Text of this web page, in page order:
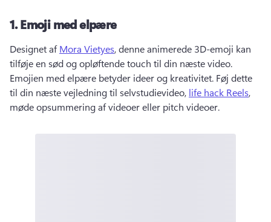
1.Emoji med elpære
Designet af Mora Vietyes, denne animerede 3D-emoji kan
Emojien med elpære betyder ideer og kreativitet. Føj dette
til din næste vejledning til selvstudievideo, life hack Reels,
møde opsummering af videoer eller pitch videoer.